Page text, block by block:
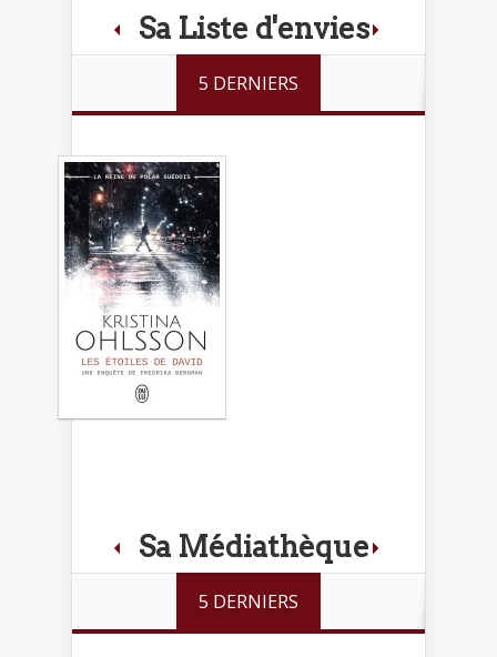
Sa Liste d'envies
5 DERNIERS
Sa Médiathèque
5 DERNIERS